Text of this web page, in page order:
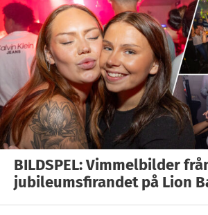
BILDSPEL: Vimmelbilder
jubileumsfirandet på Lion